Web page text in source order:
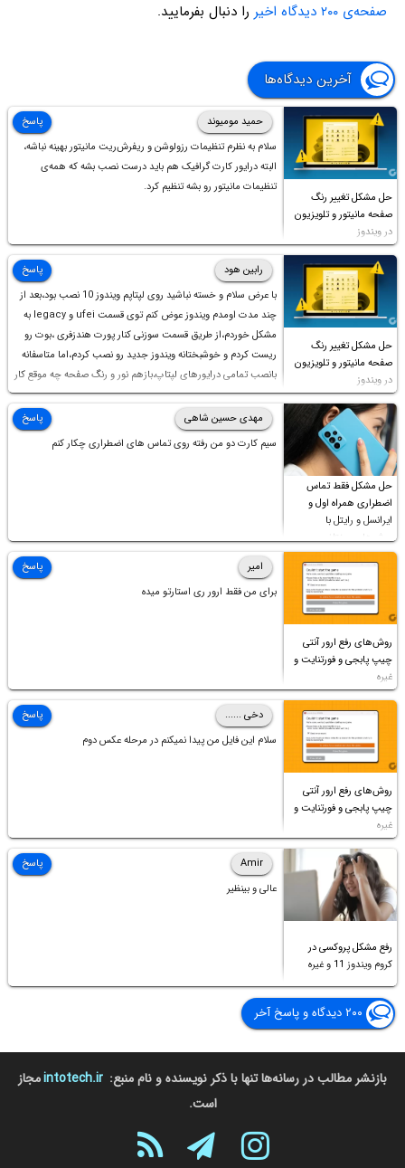
صفحه‌ی ۲۰۰ دیدگاه اخیر
را دنبال بفرمایید.
آخرین دیدگاه‌ها
حل مشکل تغییر رنگ
صفحه مانیتور و تلویزیون
در ویندوز
حمید مومیوند
سلام به نظرم تنظیمات رزولوشن و ریفرش‌ریت مانیتور بهینه نباشه،
البته درایور کارت گرافیک هم باید درست نصب بشه که همه‌ی
تنظیمات مانیتور رو بشه تنظیم کرد.
پاسخ
حل مشکل تغییر رنگ
صفحه مانیتور و تلویزیون
در ویندوز
رابین هود
با عرض سلام و خسته نباشید روی لپتاپم ویندوز 10 نصب بود،بعد از
چند مدت اومدم ویندوز عوض کنم توی قسمت ufei و legacy به
مشکل خوردم،از طریق قسمت سوزنی کنار پورت هندزفری ،بوت رو
ریست کردم و خوشبختانه ویندوز جدید رو نصب کردم،اما متاسفانه
بانصب تمامی درایورهای لپتاپ،بازهم نور و رنگ صفحه چه موقع کار
چه موقع پخش فیلم مثل سابق نیست(نور زیاده و بی کیفیت)،با
ابدیت کردن کارت گرافیک،کالیبره کردن و غیره هم نور و رنگ درست
نشد (انگار تصویر ماته)، خواهشمند است راهنمایی فرمایید باتشکر
پاسخ
حل مشکل فقط تماس
اضطراری همراه اول و
ایرانسل و رایتل با
روش‌های مختلف
مهدی حسین شاهی
سیم کارت دو من رفته روی تماس های اضطراری چکار کنم
پاسخ
روش‌های رفع ارور آنتی
چیپ پابجی و فورتنایت و
غیره
امیر
برای من فقط ارور ری استارتو میده
پاسخ
روش‌های رفع ارور آنتی
چیپ پابجی و فورتنایت و
غیره
دخی ......
سلام این فایل من پیدا نمیکنم در مرحله عکس دوم
پاسخ
رفع مشکل پروکسی در
کروم ویندوز 11 و غیره
Amir
عالی و بینظیر
پاسخ
۲۰۰ دیدگاه و پاسخ آخر
بازنشر مطالب در رسانه‌ها تنها با ذکر نویسنده و نام منبع: intotech.irمجاز
است.